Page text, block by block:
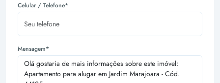
Celular / Telefone*
Mensagem*